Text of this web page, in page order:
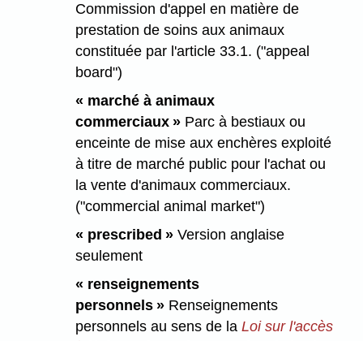
Commission d'appel en matière de
prestation de soins aux animaux
constituée par l'article 33.1. ("appeal
board")
« marché à animaux
commerciaux »Parc à bestiaux ou
enceinte de mise aux enchères exploité
à titre de marché public pour l'achat ou
la vente d'animaux commerciaux.
("commercial animal market")
« prescribed »Version anglaise
seulement
« renseignements
personnels »Renseignements
personnels au sens de la Loi sur l'accès